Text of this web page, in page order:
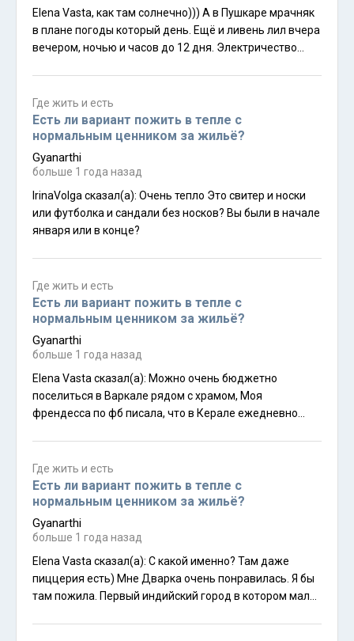
Elena Vasta, как там солнечно))) А в Пушкаре мрачняк
в плане погоды который день. Ещё и ливень лил вчера
вечером, ночью и часов до 12 дня. Электричество
Где жить и есть
Есть ли вариант пожить в тепле с
нормальным ценником за жильё?
Gyanarthi
больше 1 года назад
IrinaVolga сказал(а): Очень тепло Это свитер и носки
или футболка и сандали без носков? Вы были в начале
января или в конце?
Где жить и есть
Есть ли вариант пожить в тепле с
нормальным ценником за жильё?
Gyanarthi
больше 1 года назад
Elena Vasta сказал(а): Можно очень бюджетно
поселиться в Варкале рядом с храмом, Моя
френдесса по фб писала, что в Керале ежедневно
Где жить и есть
Есть ли вариант пожить в тепле с
нормальным ценником за жильё?
Gyanarthi
больше 1 года назад
Elena Vasta сказал(а): С какой именно? Там даже
пиццерия есть) Мне Дварка очень понравилась. Я бы
там пожила. Первый индийский город в котором мало